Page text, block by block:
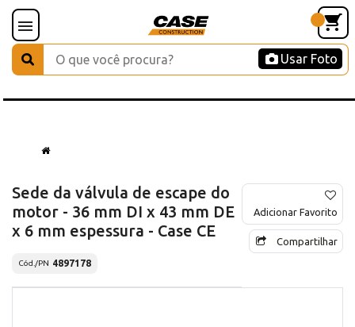
Usar Foto
Sede da válvula de escape do
motor - 36 mm DI x 43 mm DE
x 6 mm espessura - Case CE
Cód./PN 4897178
Adicionar Favorito
Compartilhar